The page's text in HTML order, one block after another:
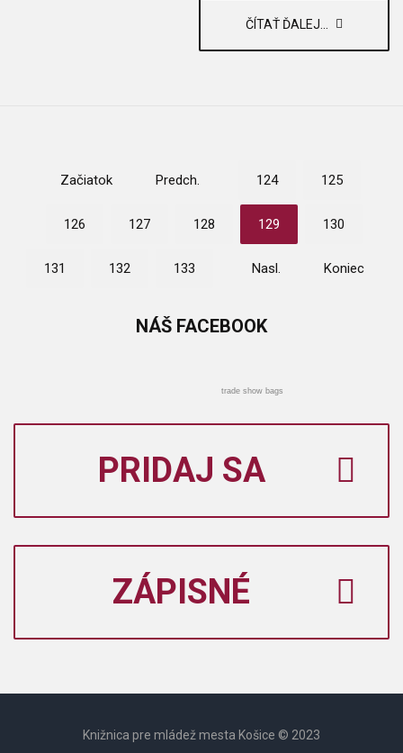
ČÍTAŤ ĎALEJ...
Začiatok Predch. 124 125
126 127 128 129 130
131 132 133 Nasl. Koniec
NÁŠ FACEBOOK
trade show bags
PRIDAJ SA
ZÁPISNÉ
Knižnica pre mládež mesta Košice © 2023